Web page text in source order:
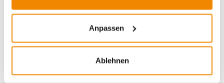
Anpassen
Ablehnen
ANDERE INTERESSIERTEN SICH AUCH